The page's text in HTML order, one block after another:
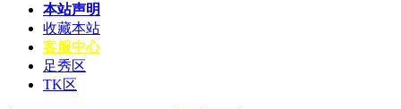
本站声明
收藏本站
客服中心
足秀区
TK区